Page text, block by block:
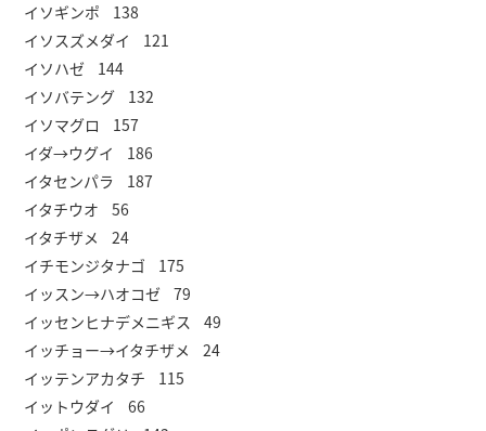
イソギンポ 138
イソスズメダイ 121
イソハゼ 144
イソバテング 132
イソマグロ 157
イダ→ウグイ 186
イタセンパラ 187
イタチウオ 56
イタチザメ 24
イチモンジタナゴ 175
イッスン→ハオコゼ 79
イッセンヒナデメニギス 49
イッチョー→イタチザメ 24
イッテンアカタチ 115
イットウダイ 66